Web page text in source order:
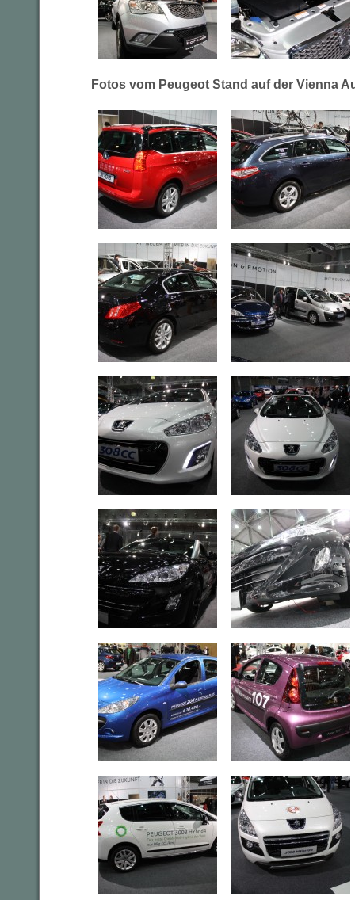
Fotos vom Peugeot Stand auf der Vienna